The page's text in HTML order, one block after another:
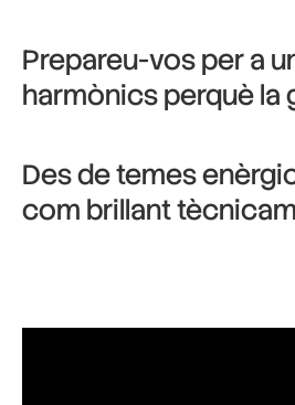
Prepareu-vos per a
harmònics perquè la
Des de temes
com brillant